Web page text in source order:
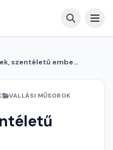
Szentek, szentéletű emberek
VALLÁSI MŰSOROK